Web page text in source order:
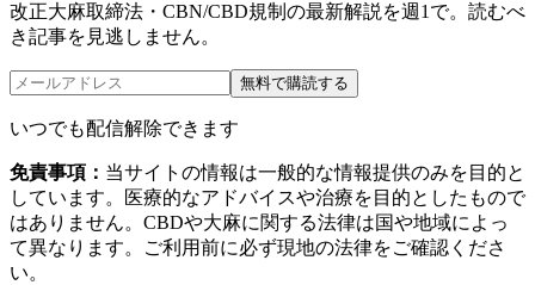
改正大麻取締法・CBN/CBD規制の最新解説を週1で。読むべ
き記事を見逃しません。
無料で購読する
いつでも配信解除できます
免責事項： 当サイトの情報は一般的な情報提供のみを目的と
しています。医療的なアドバイスや治療を目的としたもので
はありません。CBDや大麻に関する法律は国や地域によっ
て異なります。ご利用前に必ず現地の法律をご確認くださ
い。